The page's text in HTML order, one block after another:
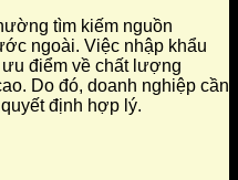
tìm kiếm nguồn
ngoài. Việc nhập khẩu
điểm về chất lượng
Do đó, doanh nghiệp cần
định hợp lý.